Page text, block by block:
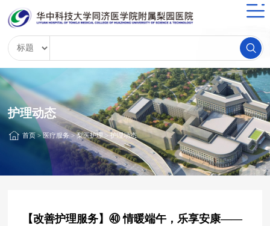
护理动态
首页>医疗服务>梨医护理 >护理动态
【改善护理服务】㊵ 情暖端午，乐享安康——